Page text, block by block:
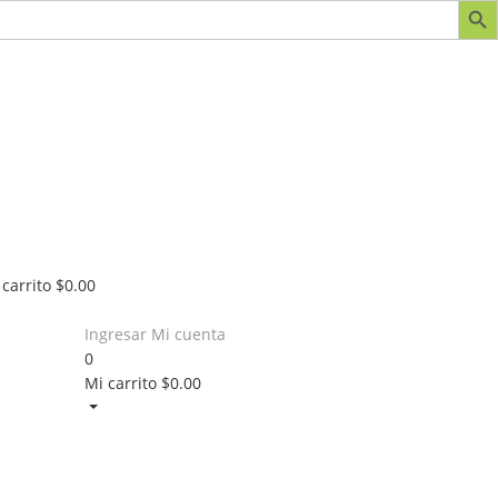
$0.00
Ingresar Mi cuenta
0
Mi carrito $0.00